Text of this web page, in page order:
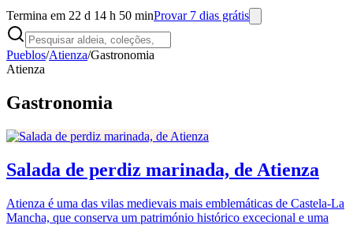
Termina em 22 d 14 h 50 minProvar 7 dias grátis
Pueblos/Atienza/Gastronomia
Atienza
Gastronomia
Salada de perdiz marinada, de Atienza
Atienza é uma das vilas medievais mais emblemáticas de Castela-La
Mancha, que conserva um património histórico excecional e uma